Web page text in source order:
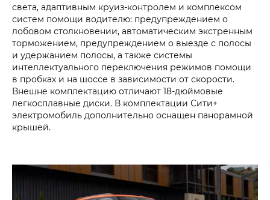
света, адаптивным круиз-контролем и комплексом
систем помощи водителю: предупреждением о
лобовом столкновении, автоматическим экстренным
торможением, предупреждением о выезде с полосы
и удержанием полосы, а также системы
интеллектуального переключения режимов помощи
в пробках и на шоссе в зависимости от скорости.
Внешне комплектацию отличают 18-дюймовые
легкосплавные диски. В комплектации Сити+
электромобиль дополнительно оснащен панорамной
крышей.